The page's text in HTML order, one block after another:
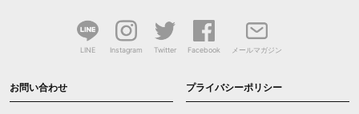
LINE Instagram Twitter Facebook メールマガジン
お問い合わせ プライバシーポリシー